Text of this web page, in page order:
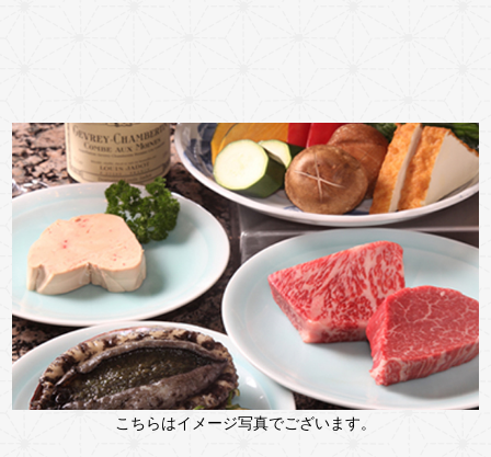
こちらはイメージ写真でございます。